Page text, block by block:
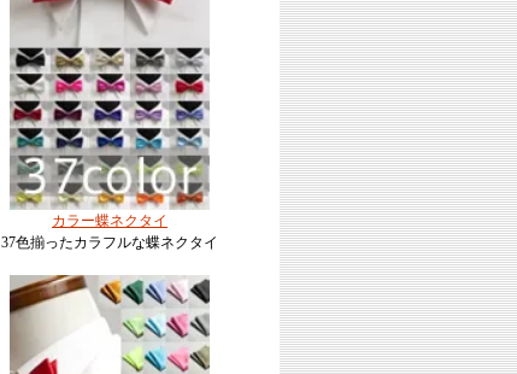
カラー蝶ネクタイ
37色揃ったカラフルな蝶ネクタイ